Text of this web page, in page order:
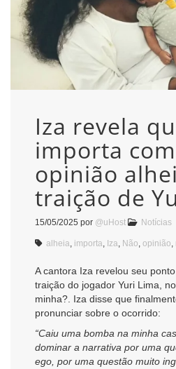
Iza revela
importa
opinião
traição de
15/05/2025 por @uHost Notícias
alheia importa Iza Não opinião
A cantora Iza revelou seu
traição do jogador Yuri Lima,
minha?. Iza disse que
pronunciar sobre o ocorrido:
“Caiu uma bomba na minha
dominar a narrativa por uma
ego, por uma questão muito